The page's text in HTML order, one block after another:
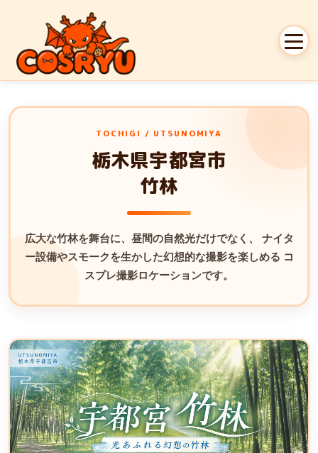
TOCHIGI / UTSUNOMIYA
栃木県宇都宮市
竹林
広大な竹林を舞台に、昼間の自然光だけでなく、
ナイタ
ー設備やスモークを生かした幻想的な撮影を楽しめる コ
スプレ撮影ロケーションです。